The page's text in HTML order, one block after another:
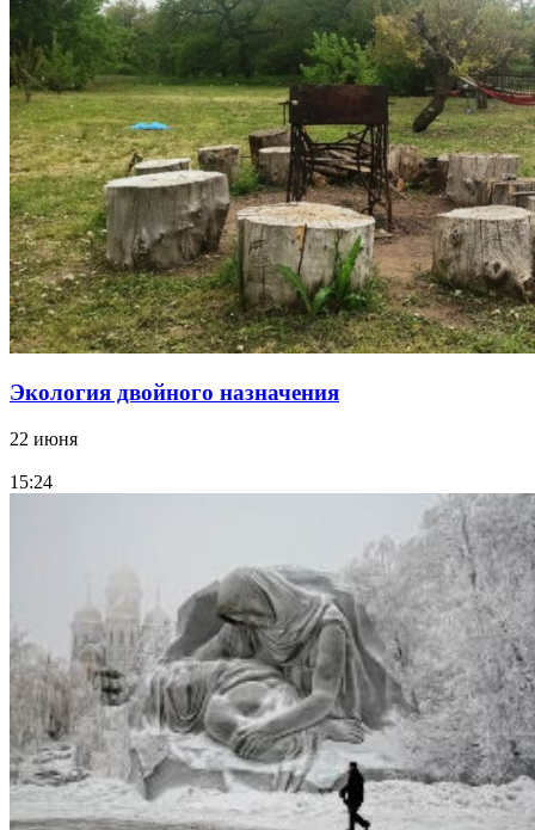
Экология двойного назначения
22 июня
15:24